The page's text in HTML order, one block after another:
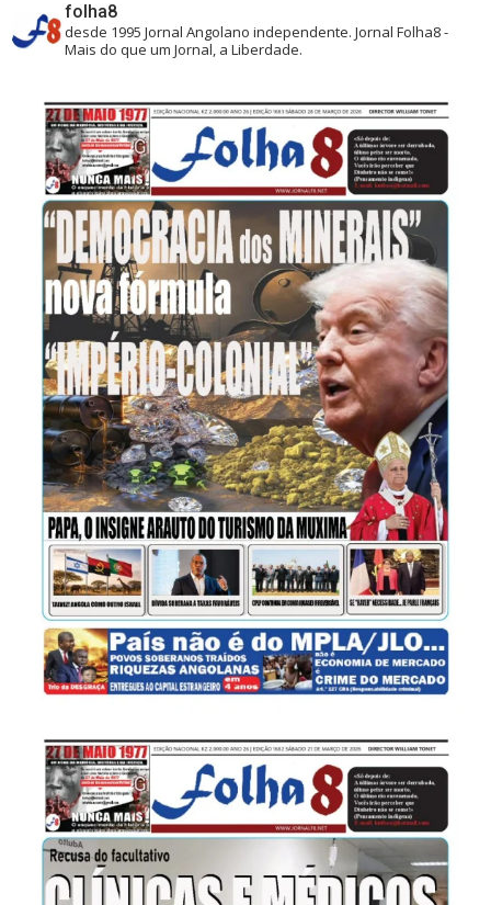
folha8
desde 1995 Jornal Angolano independente.Jornal Folha8 -
Mais do que um Jornal, a Liberdade.